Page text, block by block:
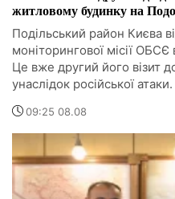
житловому будинку на
Подільський район Києва
моніторингової місії
Це вже другий його візит
унаслідок російської атаки.
09:25 08.08